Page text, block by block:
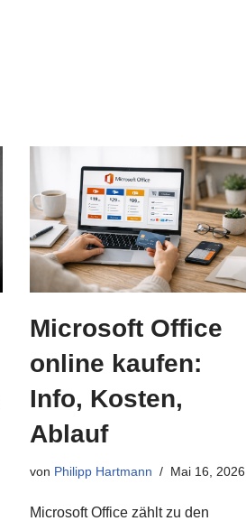
Microsoft Office
online kaufen:
Info, Kosten,
Ablauf
von Philipp Hartmann Mai 16, 2026
Microsoft Office zählt zu den